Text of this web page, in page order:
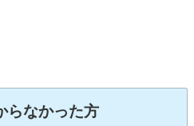
らなかった方